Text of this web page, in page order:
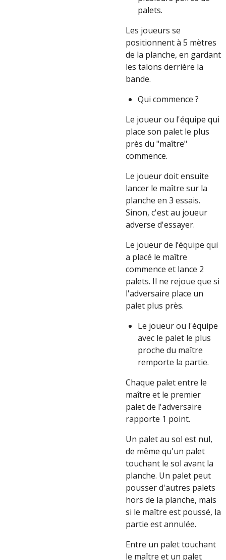
palets.
Les joueurs se
positionnent à 5 mètres
de la planche, en gardant
les talons derrière la
bande.
Qui commence ?
Le joueur ou l'équipe qui
place son palet le plus
près du "maître"
commence.
Le joueur doit ensuite
lancer le maître sur la
planche en 3 essais.
Sinon, c'est au joueur
adverse d'essayer.
Le joueur de l’équipe qui
a placé le maître
commence et lance 2
palets. Il ne rejoue que si
l'adversaire place un
palet plus près.
Le joueur ou l'équipe
avec le palet le plus
proche du maître
remporte la partie.
Chaque palet entre le
maître et le premier
palet de l'adversaire
rapporte 1 point.
Un palet au sol est nul,
de même qu'un palet
touchant le sol avant la
planche. Un palet peut
pousser d'autres palets
hors de la planche, mais
si le maître est poussé, la
partie est annulée.
Entre un palet touchant
le maître et un palet